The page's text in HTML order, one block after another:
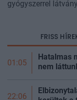
gyógyszerrel
FRISS
01:05
Hatalmas
nem
22:06